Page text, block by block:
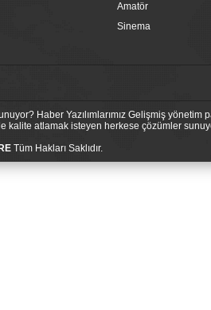
Amatör
Sinema
Haber Yazılımlarımız Gelişmiş
kalite atlamak isteyen herkese çözümler
Tüm Hakları Saklıdır.